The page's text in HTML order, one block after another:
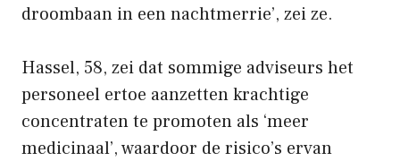
droombaan in een nachtmerrie’, zei ze.
Hassel, 58, zei dat sommige adviseurs het
personeel ertoe aanzetten krachtige
concentraten te promoten als ‘meer
medicinaal’, waardoor de risico’s ervan